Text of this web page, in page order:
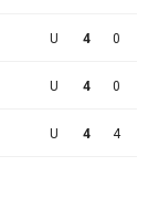
U 4 0
U 4 0
U 4 4